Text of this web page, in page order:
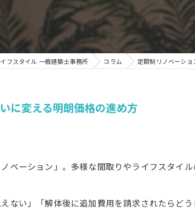
フスタイル 一級建築士事務所 コラム 定額制リノベーシ
に変える明朗価格の進め方
ベーション」。多様な間取りやライフスタイ
ない」「解体後に追加費用を請求されたらど